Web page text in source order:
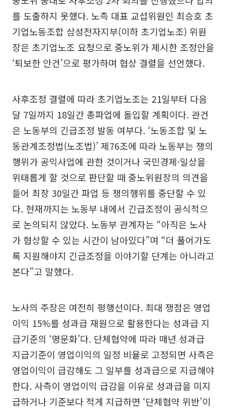
를 도출하지 못했다. 노측 대표 교섭위원인 최승호 초
기업노동조합 삼성전자지부(이하 초기업노조) 위원
장은 초기업노조 요청으로 중노위가 제시한 조정안을
‘퇴보한 안건’으로 평가하며 협상 결렬을 선언했다.
사후조정 결렬에 따라 초기업노조는 21일부터 다음
달 7일까지 18일간 총파업에 돌입할 계획이다. 관건
은 노동부의 긴급조정 발동 여부다. ‘노동조합 및 노
동관계조정법(노조법)’ 제76조에 따라 노동부는 쟁의
행위가 공익사업에 관한 것이거나 국민경제·일상을
위태롭게 할 것으로 판단할 때 중노위원장의 의견을
들어 최장 30일간 파업 등 쟁의행위를 중단할 수 있
다. 현재까지는 노동부 내에서 긴급조정이 공식적으
로 논의되지 않았다. 노동부 관계자는 “아직은 노사
가 협상할 수 있는 시간이 남아있다”며 “더 풀어가도
록 지원해야지 긴급조정을 이야기할 단계는 아니라고
본다”고 말했다.
노사의 주장은 여전히 평행선이다. 최대 쟁점은 영업
이익 15%를 성과급 재원으로 활용한다는 성과급 지
급기준의 ‘명문화’다. 단체협약에 따라 매년 성과급
지급기준이 영업이익의 일정 비율로 고정되면 사측은
영업이익이 급감해도 그 일부를 성과급으로 지급해야
한다. 사측이 영업이익 급감을 이유로 성과급을 미지
급하거나 기준보다 적게 지급하면 ‘단체협약 위반’이